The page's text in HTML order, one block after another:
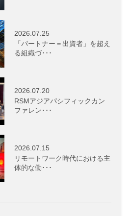
2026.07.25
「パートナー＝出資者」を超え
る組織づ･･･
2026.07.20
RSMアジアパシフィックカン
ファレン･･･
2026.07.15
リモートワーク時代における主
体的な働･･･